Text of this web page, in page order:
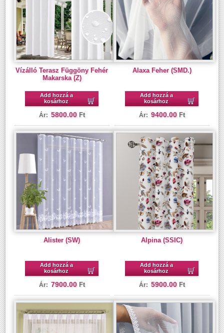
Vízálló Terasz Függöny Fehér
Makarska (Z)
Add hozzá a
kosárhoz
Ár: 5800.00 Ft
Alaxa Feher (SMD.)
Add hozzá a
kosárhoz
Ár: 9400.00 Ft
Alister (SW)
Add hozzá a
kosárhoz
Ár: 7900.00 Ft
Alpina (SSIC)
Add hozzá a
kosárhoz
Ár: 5900.00 Ft